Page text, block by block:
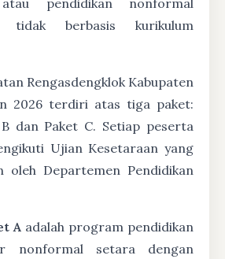
pendidikan nonformal
tidak berbasis kurikulum
Rengasdengklok Kabupaten
2026 terdiri atas tiga paket:
dan Paket C. Setiap peserta
Ujian Kesetaraan yang
oleh Departemen Pendidikan
A adalah program pendidikan
nonformal setara dengan